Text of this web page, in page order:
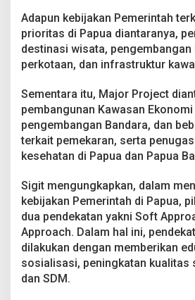
n
t
a
T
r
k
a
t
P
m
b
n
g
u
n
Adapun kebijakan Pemerintah
prioritas di Papua diantaranya,
destinasi wisata, pengembangan
perkotaan, dan infrastruktur
Sementara itu, Major Project
pembangunan Kawasan Ekonomi
pengembangan Bandara, dan
terkait pemekaran, serta
kesehatan di Papua dan Papua
Sigit mengungkapkan, dalam
kebijakan Pemerintah di Papua,
dua pendekatan yakni Soft
Approach. Dalam hal ini,
dilakukan dengan memberikan
sosialisasi, peningkatan kualitas
dan SDM.